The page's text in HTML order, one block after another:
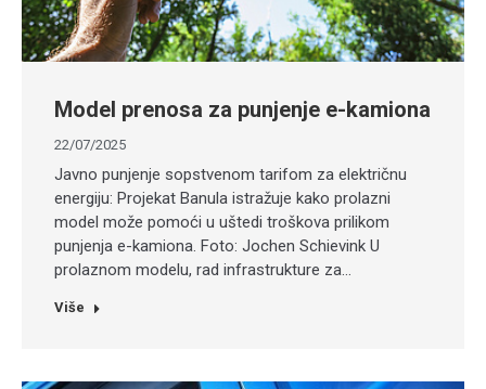
Model prenosa za punjenje e-kamiona
22/07/2025
Javno punjenje sopstvenom tarifom za električnu
energiju: Projekat Banula istražuje kako prolazni
model može pomoći u uštedi troškova prilikom
punjenja e-kamiona. Foto: Jochen Schievink U
prolaznom modelu, rad infrastrukture za…
Više